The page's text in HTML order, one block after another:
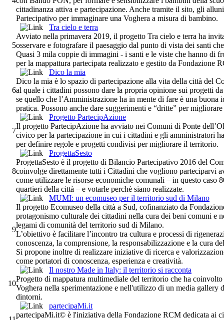
cittadinanza attiva e partecipazione. Anche tramite il sito, gli
Partecipativo per immaginare una Voghera a misura di bambino.
5
Tra cielo e terra
Avviato nella primavera 2019, il progetto Tra cielo e terra ha
osservare e fotografare il paesaggio dal punto di vista dei santi
Quasi 3 mila coppie di immagini - i santi e le viste che hanno di
per la mappattura partecipata realizzato e gestito da Fondazione
6
Dico la mia
Dico la mia è lo spazio di partecipazione alla vita della città del
al quale i cittadini possono dare la propria opinione sui progetti
se quello che l’Amministrazione ha in mente di fare è una buona
pratica. Possono anche dare suggerimenti e “dritte” per
7
Progetto PartecipAzione
Il progetto PartecipAzione ha avviato nei Comuni di Ponte
civico per la partecipazione in cui i cittadini e gli amministratori
per definire regole e progetti condivisi per migliorare il territorio.
8
ProgettaSesto
ProgettaSesto è il progetto di Bilancio Partecipativo 2016 del
coinvolge direttamente tutti i Cittadini che vogliono parteciparvi
come utilizzare le risorse economiche comunali – in questo caso
quartieri della città – e votarle perchè siano realizzate.
9
MUMI: un ecomuseo per il territorio sud di Milano
Il progetto Ecomuseo della città a Sud, cofinanziato da
protagonismo culturale dei cittadini nella cura dei beni comuni e
legami di comunità del territorio sud di Milano.
L’obiettivo è facilitare l’incontro tra cultura e processi di
conoscenza, la comprensione, la responsabilizzazione e la cura
Si propone inoltre di realizzare iniziative di ricerca e
come portatori di conoscenza, esperienza e creatività.
10
Il nostro Made in Italy: il territorio si racconta
Progetto di mappatura multimediale del territorio che ha
Voghera nella sperimentazione e nell'utilizzo di un media gallery
dintorni.
partecipaMi.it
partecipaMi.it© è l'iniziativa della Fondazione RCM dedicata ai